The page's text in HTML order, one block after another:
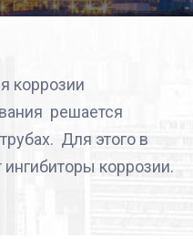
коррозии
решается
Для этого в
коррозии.